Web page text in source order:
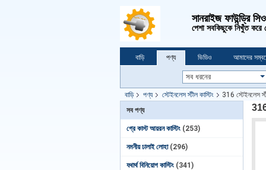
সানরাইজ ফাউন্ড্রি
পেশা সবকিছুকে নিখুঁত করে
বাড়ি পণ্য ভিডিও আমাদের
বাড়ি পণ্য স্টেইনলেস স্টীল কাস্টিং
316 স্টেইনলেস
সব পণ্য
গ্রে কাস্ট আয়রন কাস্টিং (253)
নমনীয় ঢালাই লোহা (296)
যথার্থ বিনিয়োগ কাস্টিং (341)